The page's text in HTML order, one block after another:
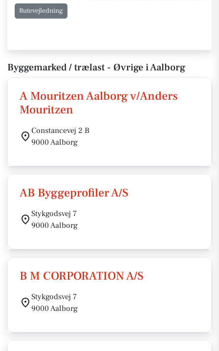
Rutevejledning
Byggemarked / trælast - Øvrige i Aalborg
A Mouritzen Aalborg v/Anders
Mouritzen
Constancevej 2 B
9000 Aalborg
AB Byggeprofiler A/S
Stykgodsvej 7
9000 Aalborg
B M CORPORATION A/S
Stykgodsvej 7
9000 Aalborg